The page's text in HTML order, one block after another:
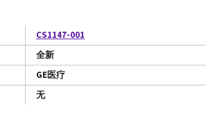
CS1147-001
全新
GE医疗
无